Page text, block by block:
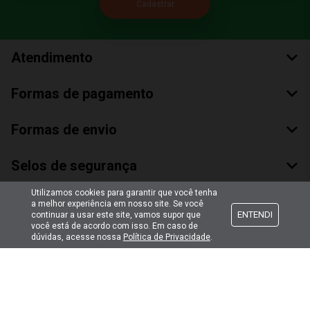
Atendimento
Formas de pagamento
Formas de envio
Selos de segurança
Utilizamos cookies para garantir que você tenha
a melhor experiência em nosso site. Se você
continuar a usar este site, vamos supor que
você está de acordo com isso. Em caso de
dúvidas, acesse nossa Política de Privacidade.
ENTENDI